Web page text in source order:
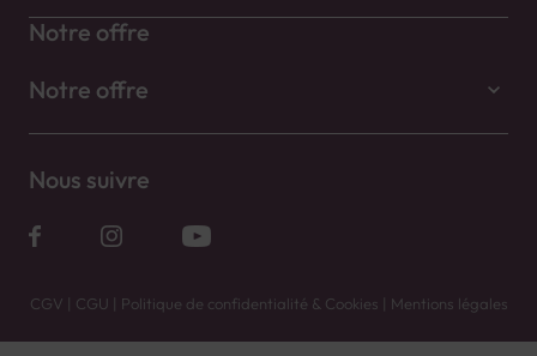
Notre offre
Notre offre
Nous suivre
CGV | CGU | Politique de confidentialité & Cookies | Mentions légales